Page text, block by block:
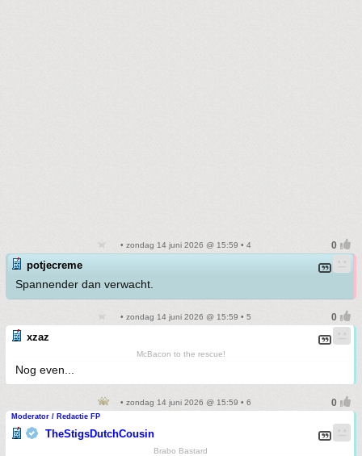
• zondag 14 juni 2026 @ 15:59 • 4
potjecreme
Spannender dan verwacht.
• zondag 14 juni 2026 @ 15:59 • 5
xzaz
McBacon to the rescue!
Nog even...
• zondag 14 juni 2026 @ 15:59 • 6
Moderator / Redactie FP
TheStigsDutchCousin
Brabo Bastard